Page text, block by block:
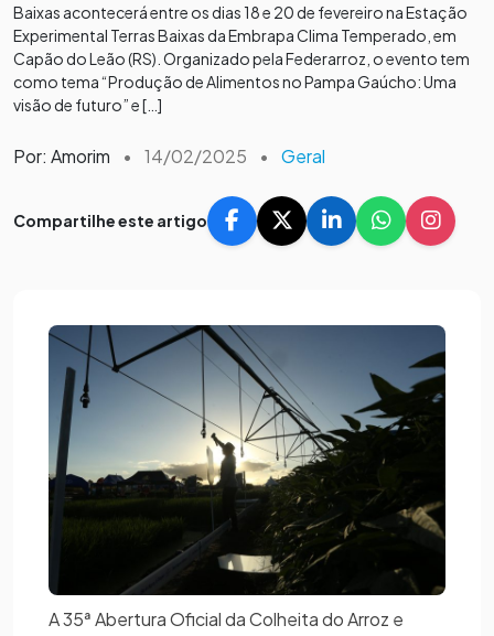
Baixas acontecerá entre os dias 18 e 20 de fevereiro na Estação
Experimental Terras Baixas da Embrapa Clima Temperado, em
Capão do Leão (RS). Organizado pela Federarroz, o evento tem
como tema “Produção de Alimentos no Pampa Gaúcho: Uma
visão de futuro” e […]
Por: Amorim • 14/02/2025 • Geral
Compartilhe este artigo
A 35ª Abertura Oficial da Colheita do Arroz e